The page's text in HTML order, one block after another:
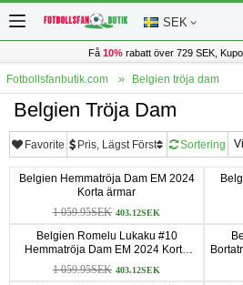
SEK
Få 10%rabatt över 729 SEK,
Fotbollsfanbutik.com Belgien tröja dam
Belgien Tröja Dam
Favorite Pris, Lägst Först Sortering
Belgien Hemmatröja Dam EM 2024
Korta ärmar
1 059.95SEK 403.12SEK
Belgien Romelu Lukaku #10
Hemmatröja Dam EM 2024 Korta
ärmar
1 059.95SEK 403.12SEK